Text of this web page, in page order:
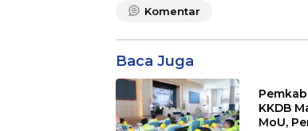
Komentar
Baca Juga
KKDB
MoU,